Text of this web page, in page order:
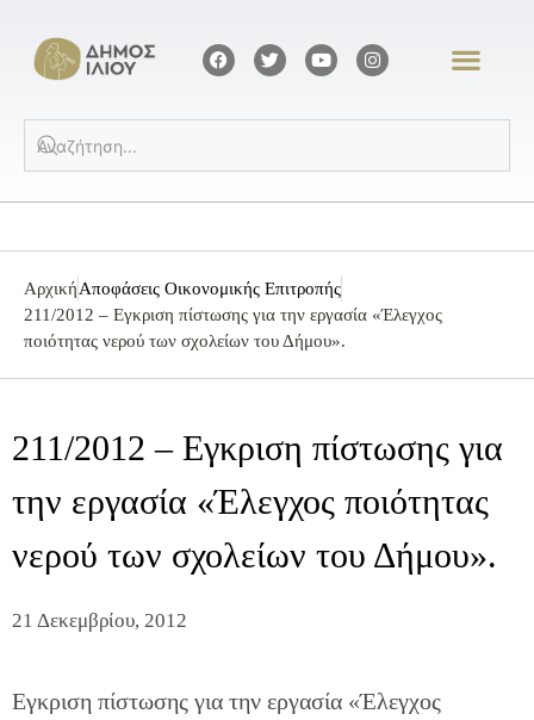
ΑρχικήΑποφάσεις Οικονομικής Επιτροπής
211/2012 – Εγκριση πίστωσης για την εργασία «Έλεγχος
ποιότητας νερού των σχολείων του Δήμου».
211/2012 – Εγκριση πίστωσης για
την εργασία «Έλεγχος ποιότητας
νερού των σχολείων του Δήμου».
21 Δεκεμβρίου, 2012
Εγκριση πίστωσης για την εργασία «Έλεγχος